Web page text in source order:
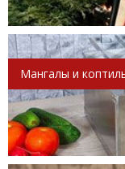
Мангалы и